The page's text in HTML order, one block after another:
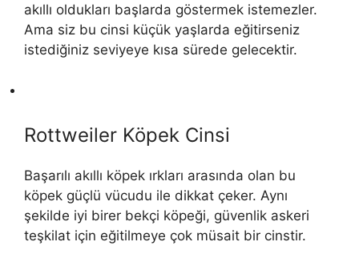
akıllı oldukları başlarda göstermek istemezler.
Ama siz bu cinsi küçük yaşlarda eğitirseniz
istediğiniz seviyeye kısa sürede gelecektir.
Rottweiler Köpek Cinsi
Başarılı akıllı köpek ırkları arasında olan bu
köpek güçlü vücudu ile dikkat çeker. Aynı
şekilde iyi birer bekçi köpeği, güvenlik askeri
teşkilat için eğitilmeye çok müsait bir cinstir.